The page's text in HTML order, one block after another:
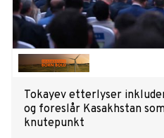
Tokayev etterlyser
og foreslår Kasakhstan
knutepunkt